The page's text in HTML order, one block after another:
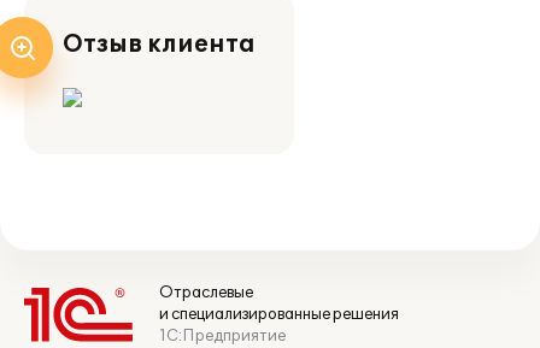
Отзыв клиента
Отраслевые
и специализированные решения
1С:Предприятие